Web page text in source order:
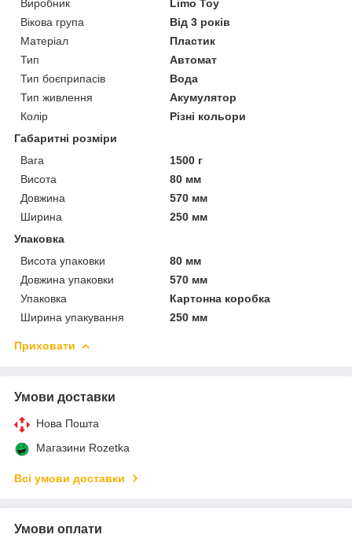
Виробник
Limo Toy
Вікова група
Від 3 років
Матеріал
Пластик
Тип
Автомат
Тип боєприпасів
Вода
Тип живлення
Акумулятор
Колір
Різні кольори
Габаритні розміри
Вага
1500 г
Висота
80 мм
Довжина
570 мм
Ширина
250 мм
Упаковка
Висота упаковки
80 мм
Довжина упаковки
570 мм
Упаковка
Картонна коробка
Ширина упакування
250 мм
Приховати
Умови доставки
Нова Пошта
Магазини Rozetka
Всі умови доставки
Умови оплати